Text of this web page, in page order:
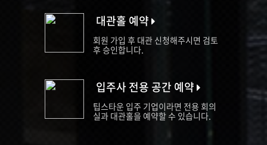
대관홀 예약
회원 가입 후 대관 신청해주시면 검토
후 승인합니다.
입주사 전용 공간 예약
팁스타운 입주 기업이라면 전용 회의
실과 대관홀을 예약할 수 있습니다.